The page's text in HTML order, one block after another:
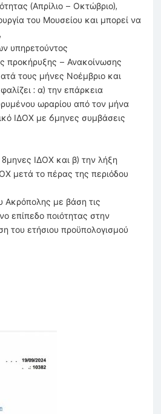
(Απρίλιο – Οκτώβριο),
του Μουσείου και μπορεί να
υπηρετούντος
προκήρυξης – Ανακοίνωσης
τους μήνες Νοέμβριο και
: α) την επάρκεια
ωραρίου από τον μήνα
ΙΔΟΧ με 6μηνες συμβάσεις
ΙΔΟΧ και β) την λήξη
μετά το πέρας της περιόδου
Ακρόπολης με βάση τις
επίπεδο ποιότητας στην
του ετήσιου προϋπολογισμού